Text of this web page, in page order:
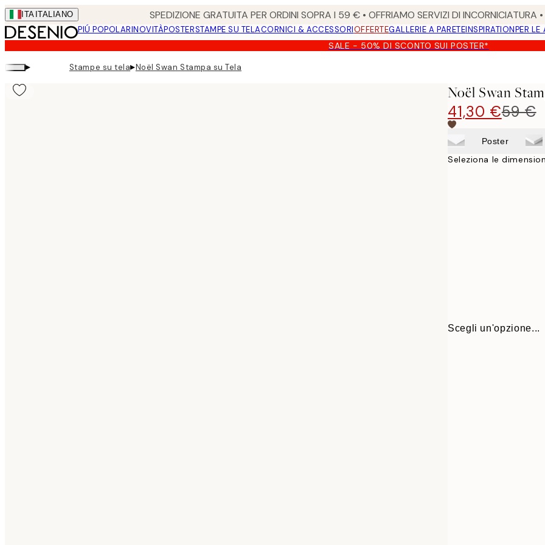
Skip
to
main
content.
ITA ITALIANO SPEDIZIONE GRATUITA PER ORDINI SOPRA I 59 € • OFFRIAMO SERVIZI DI
PIÚ POPOLARINOVITÀPOSTERSTAMPE SU TELACORNICI & ACCESSORIOFFERTEGALLERIE A PARETEINSPIRATIONPER LE
SALE - 50% DI SCONTO SUI POSTER*
▸ Stampe su tela▸Noël Swan Stampa su Tela
Noël Swan
41,30 €59 €
Poster
Seleziona le
Scegli un'opzione...